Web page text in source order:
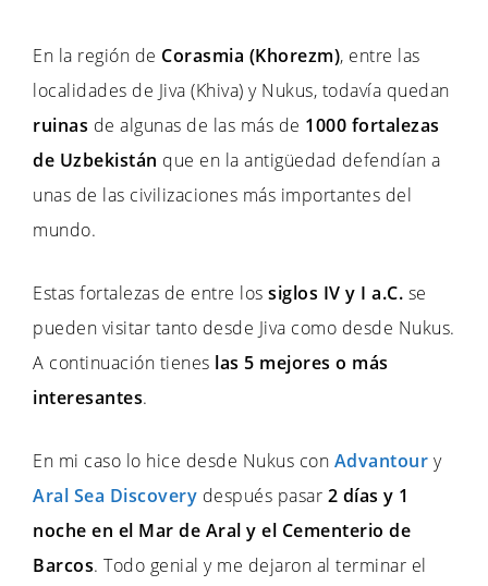
En la región de Corasmia (Khorezm), entre las
localidades de Jiva (Khiva) y Nukus, todavía quedan
ruinas de algunas de las más de 1000 fortalezas
de Uzbekistán que en la antigüedad defendían a
unas de las civilizaciones más importantes del
mundo.
Estas fortalezas de entre los siglos IV y I a.C. se
pueden visitar tanto desde Jiva como desde Nukus.
A continuación tienes las 5 mejores o más
interesantes.
En mi caso lo hice desde Nukus con Advantour y
Aral Sea Discovery después pasar 2 días y 1
noche en el Mar de Aral y el Cementerio de
Barcos. Todo genial y me dejaron al terminar el